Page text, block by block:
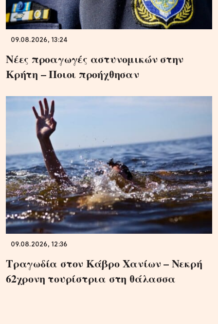
09.08.2026, 13:24
Νέες προαγωγές αστυνομικών στην
Κρήτη – Ποιοι προήχθησαν
09.08.2026, 12:36
Τραγωδία στον Κάβρο Χανίων – Νεκρή
62χρονη τουρίστρια στη θάλασσα